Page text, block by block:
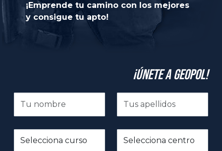
¡Emprende tu camino con los mejores
y consigue tu apto!
¡Únete a GeoPol!